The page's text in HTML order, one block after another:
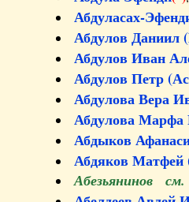
Абдуласах-
Абдулов Даниил
Абдулов Иван
Абдулов Петр
Абдулова Вера
Абдулова Марфа
Абдыков
Абдяков Матфей
Абезьянинов